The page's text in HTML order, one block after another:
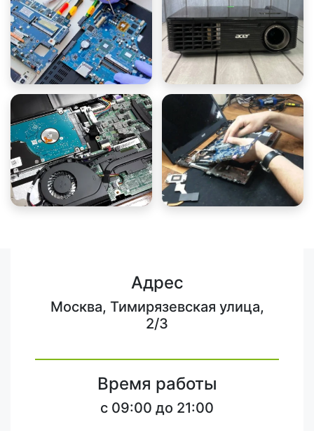
Адрес
Москва, Тимирязевская улица,
2/3
Время работы
c 09:00 до 21:00